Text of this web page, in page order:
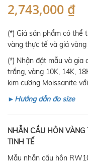
2,743,000 ₫
(*) Giá sản phẩm có thể
vàng thực tế và giá
(*) Nhận đặt mẫu và gia
trắng, vàng 10K, 14K,
kim cương Moissanite
►Hướng dẫn đo size
NHẪN CẦU HÔN
TINH TẾ
Mẫu nhẫn cầu hôn